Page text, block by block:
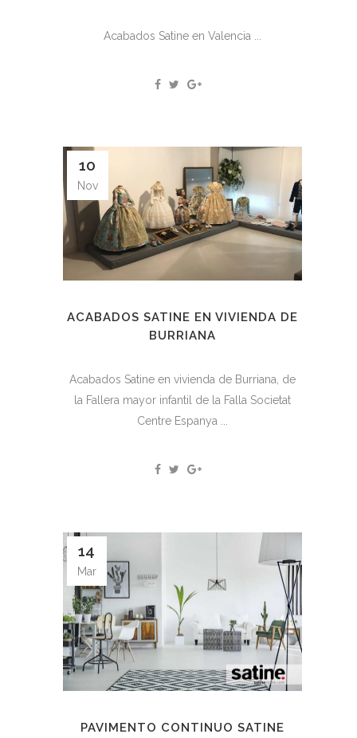
Acabados Satine en Valencia ...
10
Nov
ACABADOS SATINE EN VIVIENDA DE
BURRIANA
Acabados Satine en vivienda de Burriana, de
la Fallera mayor infantil de la Falla Societat
Centre Espanya ...
14
Mar
PAVIMENTO CONTINUO SATINE